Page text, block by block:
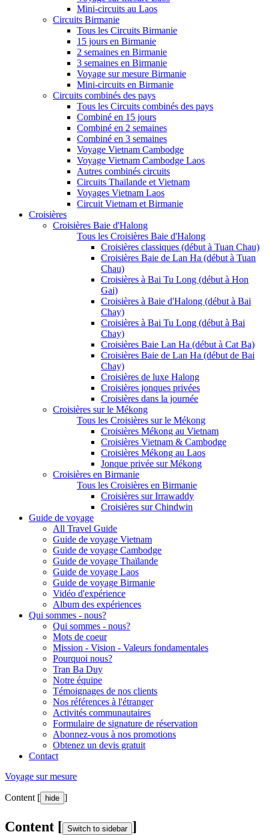
Mini-circuits au Laos
Circuits Birmanie
Tous les Circuits Birmanie
15 jours en Birmanie
2 semaines en Birmanie
3 semaines en Birmanie
Voyage sur mesure Birmanie
Mini-circuits en Birmanie
Circuits combinés des pays
Tous les Circuits combinés des pays
Combiné en 15 jours
Combiné en 2 semaines
Combiné en 3 semaines
Voyage Vietnam Cambodge
Voyage Vietnam Cambodge Laos
Autres combinés circuits
Circuits Thaïlande et Vietnam
Voyages Vietnam Laos
Circuit Vietnam et Birmanie
Croisières
Croisières Baie d'Halong
Tous les Croisières Baie d'Halong
Croisières classiques (début à Tuan Chau)
Croisières Baie de Lan Ha (début à Tuan
Chau)
Croisières à Bai Tu Long (début à Hon
Gai)
Croisières à Baie d'Halong (début à Bai
Chay)
Croisières à Bai Tu Long (début à Bai
Chay)
Croisières Baie Lan Ha (début à Cat Ba)
Croisières Baie de Lan Ha (début de Bai
Chay)
Croisières de luxe Halong
Croisières jonques privées
Croisières dans la journée
Croisières sur le Mékong
Tous les Croisières sur le Mékong
Croisières Mékong au Vietnam
Croisières Vietnam & Cambodge
Croisières Mékong au Laos
Jonque privée sur Mékong
Croisières en Birmanie
Tous les Croisières en Birmanie
Croisières sur Irrawaddy
Croisières sur Chindwin
Guide de voyage
All Travel Guide
Guide de voyage Vietnam
Guide de voyage Cambodge
Guide de voyage Thaïlande
Guide de voyage Laos
Guide de voyage Birmanie
Vidéo d'expérience
Album des expériences
Qui sommes - nous?
Qui sommes - nous?
Mots de coeur
Mission - Vision - Valeurs fondamentales
Pourquoi nous?
Tran Ba Duy
Notre équipe
Témoignages de nos clients
Nos références à l'étranger
Activités communautaires
Formulaire de signature de réservation
Abonnez-vous à nos promotions
Obtenez un devis gratuit
Contact
Voyage sur mesure
Content [ hide ]
Content [ Switch to sidebar ]